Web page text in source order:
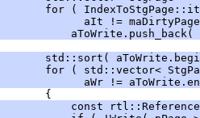
for (
aIt !=
aToWrite.push_back(
std::sort(
for ( std::vector<
aWr !=
const